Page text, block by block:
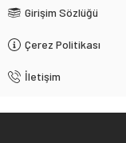
Girişim Sözlüğü
Çerez Politikası
İletişim